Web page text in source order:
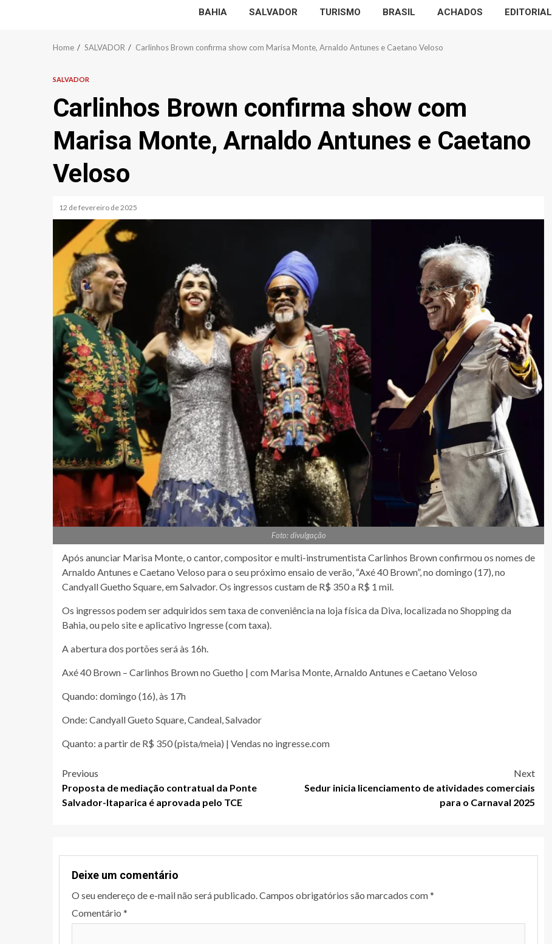
BAHIA SALVADOR TURISMO BRASIL ACHADOS EDITORIAL
Home SALVADOR Carlinhos Brown confirma show com Marisa Monte, Arnaldo Antunes e Caetano Veloso
SALVADOR
Carlinhos Brown confirma show com
Marisa Monte, Arnaldo Antunes e Caetano
Veloso
12 de fevereiro de 2025
Foto: divulgação
Após anunciar Marisa Monte, o cantor, compositor e multi-instrumentista Carlinhos Brown confirmou os nomes de
Arnaldo Antunes e Caetano Veloso para o seu próximo ensaio de verão, “Axé 40 Brown”, no domingo (17), no
Candyall Guetho Square, em Salvador. Os ingressos custam de R$ 350 a R$ 1 mil.
Os ingressos podem ser adquiridos sem taxa de conveniência na loja física da Diva, localizada no Shopping da
Bahia, ou pelo site e aplicativo Ingresse (com taxa).
A abertura dos portões será às 16h.
Axé 40 Brown – Carlinhos Brown no Guetho | com Marisa Monte, Arnaldo Antunes e Caetano Veloso
Quando: domingo (16), às 17h
Onde: Candyall Gueto Square, Candeal, Salvador
Quanto: a partir de R$ 350 (pista/meia) | Vendas no ingresse.com
Post
navigation
Previous
Proposta de mediação contratual da Ponte
Salvador-Itaparica é aprovada pelo TCE
Next
Sedur inicia licenciamento de atividades comerciais
para o Carnaval 2025
Deixe um comentário
O seu endereço de e-mail não será publicado. Campos obrigatórios são marcados com*
Comentário *